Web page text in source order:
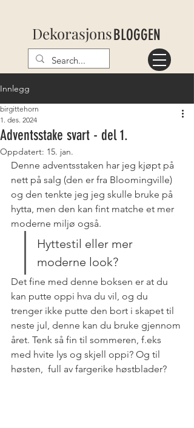
DekorasjonsBLOGGEN
Innlegg
Adventsstake svart - del 1.
birgittehorn
1. des. 2024
Oppdatert: 15. jan.
Denne adventsstaken har jeg kjøpt på
nett på salg (den er fra Bloomingville)
og den tenkte jeg jeg skulle bruke på
hytta, men den kan fint matche et mer
moderne miljø også.
Hyttestil eller mer
moderne look?
Det fine med denne boksen er at du
kan putte oppi hva du vil, og du
trenger ikke putte den bort i skapet til
neste jul, denne kan du bruke gjennom
året. Tenk så fin til sommeren, f.eks
med hvite lys og skjell oppi? Og til
høsten,  full av fargerike høstblader?